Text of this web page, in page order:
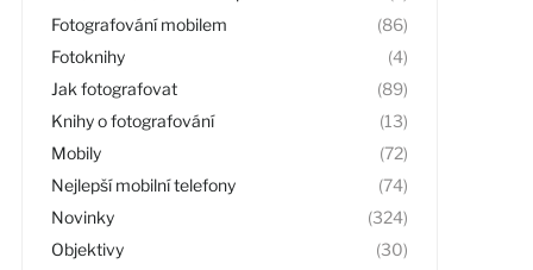
Fotografování mobilem
(86)
Fotoknihy
(4)
Jak fotografovat
(89)
Knihy o fotografování
(13)
Mobily
(72)
Nejlepší mobilní telefony
(74)
Novinky
(324)
Objektivy
(30)